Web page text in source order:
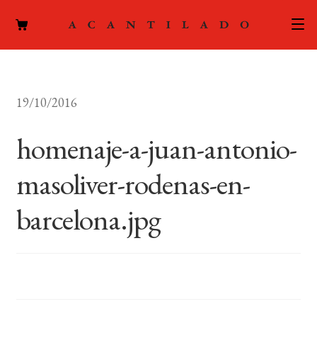
menú
ACTUALIDAD
PODCAST
19/10/2016
homenaje-a-juan-antonio-
masoliver-rodenas-en-
barcelona.jpg